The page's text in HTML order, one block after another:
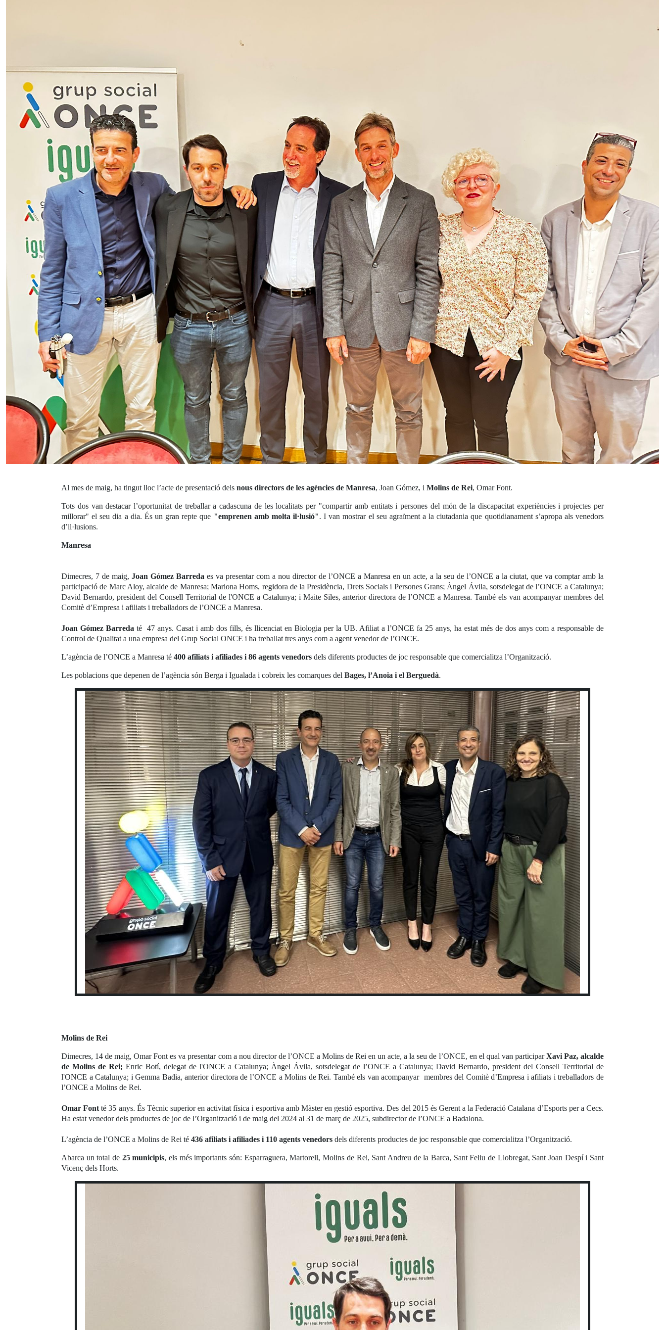
Al mes de maig, ha tingut lloc l’acte de presentació dels nous directors de les agències de Manresa, Joan Gómez, i Molins de Rei, Omar Font.
Tots dos van destacar l’oportunitat de treballar a cadascuna de les localitats per "compartir amb entitats i persones del món de la discapacitat experiències i projectes per
millorar" el seu dia a dia. És un gran repte que "emprenen amb molta il·lusió". I van mostrar el seu agraïment a la ciutadania que quotidianament s’apropa als venedors
d’il·lusions.
Manresa
Dimecres, 7 de maig, Joan Gómez Barreda es va presentar com a nou director de l’ONCE a Manresa en un acte, a la seu de l’ONCE a la ciutat, que va comptar amb la
participació de Marc Aloy, alcalde de Manresa; Mariona Homs, regidora de la Presidència, Drets Socials i Persones Grans; Àngel Ávila, sotsdelegat de l’ONCE a Catalunya;
David Bernardo, president del Consell Territorial de l'ONCE a Catalunya; i Maite Siles, anterior directora de l’ONCE a Manresa. També els van acompanyar membres del
Comitè d’Empresa i afiliats i treballadors de l’ONCE a Manresa.
Joan Gómez Barreda té 47 anys. Casat i amb dos fills, és llicenciat en Biologia per la UB. Afiliat a l’ONCE fa 25 anys, ha estat més de dos anys com a responsable de
Control de Qualitat a una empresa del Grup Social ONCE i ha treballat tres anys com a agent venedor de l’ONCE.
L’agència de l’ONCE a Manresa té 400 afiliats i afiliades i 86 agents venedors dels diferents productes de joc responsable que comercialitza l’Organització.
Les poblacions que depenen de l’agència són Berga i Igualada i cobreix les comarques del Bages, l’Anoia i el Berguedà.
Molins de Rei
Dimecres, 14 de maig, Omar Font es va presentar com a nou director de l’ONCE a Molins de Rei en un acte, a la seu de l’ONCE, en el qual van participarXavi Paz, alcalde
de Molins de Rei; Enric Botí, delegat de l'ONCE a Catalunya; Àngel Ávila, sotsdelegat de l’ONCE a Catalunya; David Bernardo, president del Consell Territorial de
l'ONCE a Catalunya; i Gemma Badia, anterior directora de l’ONCE a Molins de Rei. També els van acompanyar membres del Comitè d’Empresa i afiliats i treballadors de
l’ONCE a Molins de Rei.
Omar Font té 35 anys. És Tècnic superior en activitat física i esportiva amb Màster en gestió esportiva. Des del 2015 és Gerent a la Federació Catalana d’Esports per a Cecs.
Ha estat venedor dels productes de joc de l’Organització i de maig del 2024 al 31 de març de 2025, subdirector de l’ONCE a Badalona.
L’agència de l’ONCE a Molins de Rei té 436 afiliats i afiliades i 110 agents venedors dels diferents productes de joc responsable que comercialitza l’Organització.
Abarca un total de 25 municipis, els més importants són: Esparraguera, Martorell, Molins de Rei, Sant Andreu de la Barca, Sant Feliu de Llobregat, Sant Joan Despí i Sant
Vicenç dels Horts.